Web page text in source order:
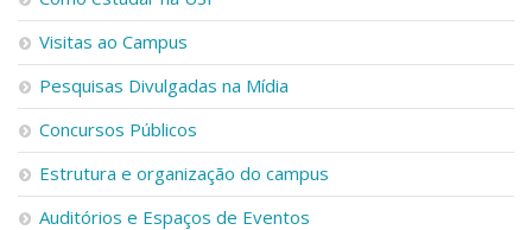
Visitas ao Campus
Pesquisas Divulgadas na Mídia
Concursos Públicos
Estrutura e organização do campus
Auditórios e Espaços de Eventos